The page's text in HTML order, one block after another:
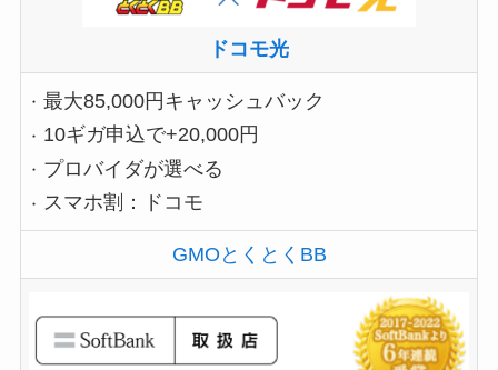
ドコモ光
最大85,000円キャッシュバック
10ギガ申込で+20,000円
プロバイダが選べる
スマホ割：ドコモ
GMOとくとくBB